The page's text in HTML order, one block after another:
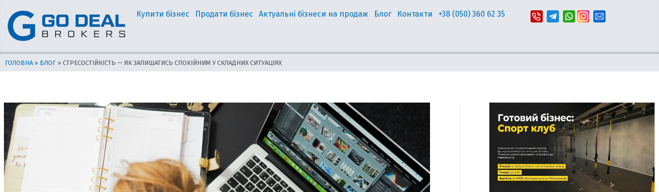
вмісту
Купити бізнес Продати бізнес Актуальні бізнеси на продаж Блог Контакти +38 (050) 360 62 35
ГОЛОВНА » БЛОГ » СТРЕСОСТІЙКІСТЬ — ЯК ЗАЛИШАТИСЬ СПОКІЙНИМ У СКЛАДНИХ СИТУАЦІЯХ
по
запису